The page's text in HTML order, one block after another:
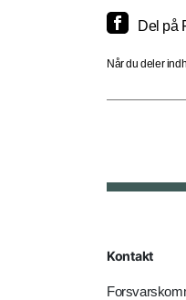
Del på
Når du deler
Kontakt